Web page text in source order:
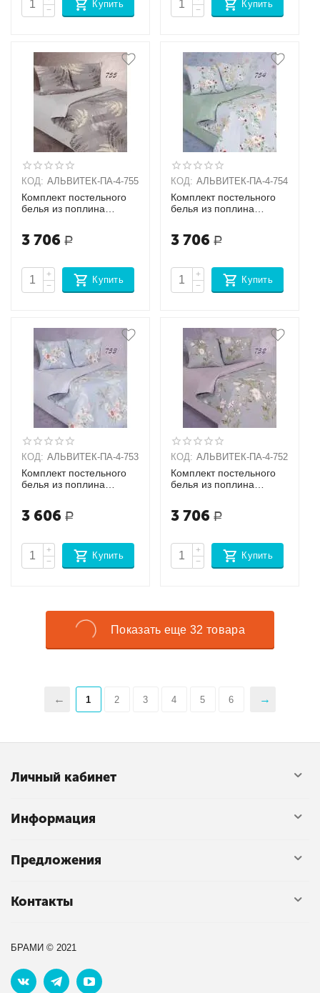
−
Купить
−
Купить
КОД: АЛЬВИТЕК-ПA-4-755
Комплект постельного
белья из поплина
3 706 Р
+
−
Купить
КОД: АЛЬВИТЕК-ПA-4-754
Комплект постельного
белья из поплина
3 706 Р
+
−
Купить
КОД: АЛЬВИТЕК-ПA-4-753
Комплект постельного
белья из поплина
3 606 Р
+
−
Купить
КОД: АЛЬВИТЕК-ПA-4-752
Комплект постельного
белья из поплина
3 706 Р
+
−
Купить
Показать еще 32 товара
1 2 3 4 5 6
Личный кабинет
Информация
Предложения
Контакты
БРАМИ © 2021